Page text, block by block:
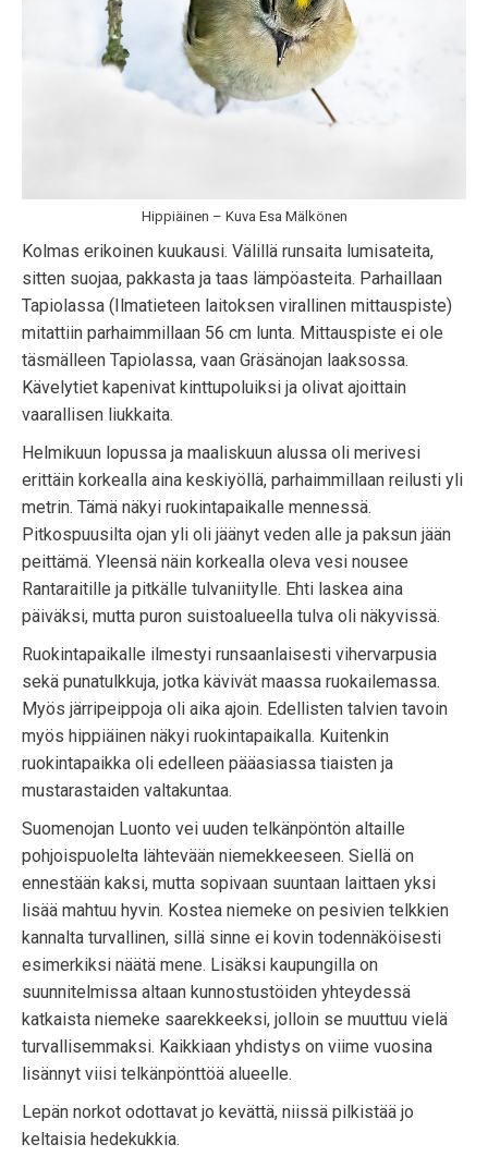
Hippiäinen – Kuva Esa Mälkönen
Kolmas erikoinen kuukausi. Välillä runsaita lumisateita,
sitten suojaa, pakkasta ja taas lämpöasteita. Parhaillaan
Tapiolassa (Ilmatieteen laitoksen virallinen mittauspiste)
mitattiin parhaimmillaan 56 cm lunta. Mittauspiste ei ole
täsmälleen Tapiolassa, vaan Gräsänojan laaksossa.
Kävelytiet kapenivat kinttupoluiksi ja olivat ajoittain
vaarallisen liukkaita.
Helmikuun lopussa ja maaliskuun alussa oli merivesi
erittäin korkealla aina keskiyöllä, parhaimmillaan reilusti yli
metrin. Tämä näkyi ruokintapaikalle mennessä.
Pitkospuusilta ojan yli oli jäänyt veden alle ja paksun jään
peittämä. Yleensä näin korkealla oleva vesi nousee
Rantaraitille ja pitkälle tulvaniitylle. Ehti laskea aina
päiväksi, mutta puron suistoalueella tulva oli näkyvissä.
Ruokintapaikalle ilmestyi runsaanlaisesti vihervarpusia
sekä punatulkkuja, jotka kävivät maassa ruokailemassa.
Myös järripeippoja oli aika ajoin. Edellisten talvien tavoin
myös hippiäinen näkyi ruokintapaikalla. Kuitenkin
ruokintapaikka oli edelleen pääasiassa tiaisten ja
mustarastaiden valtakuntaa.
Suomenojan Luonto vei uuden telkänpöntön altaille
pohjoispuolelta lähtevään niemekkeeseen. Siellä on
ennestään kaksi, mutta sopivaan suuntaan laittaen yksi
lisää mahtuu hyvin. Kostea niemeke on pesivien telkkien
kannalta turvallinen, sillä sinne ei kovin todennäköisesti
esimerkiksi näätä mene. Lisäksi kaupungilla on
suunnitelmissa altaan kunnostustöiden yhteydessä
katkaista niemeke saarekkeeksi, jolloin se muuttuu vielä
turvallisemmaksi. Kaikkiaan yhdistys on viime vuosina
lisännyt viisi telkänpönttöä alueelle.
Lepän norkot odottavat jo kevättä, niissä pilkistää jo
keltaisia hedekukkia.